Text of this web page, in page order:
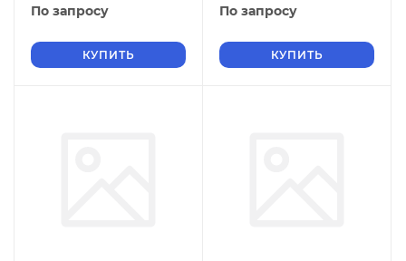
По запросу
КУПИТЬ
По запросу
КУПИТЬ